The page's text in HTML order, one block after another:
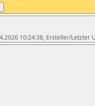
10:24:38, Ersteller/Letzter